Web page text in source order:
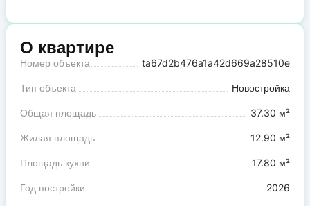
О квартире
Номер объекта ta67d2b476a1a42d669a28510e
Тип объекта Новостройка
Общая площадь 37.30 м²
Жилая площадь 12.90 м²
Площадь кухни 17.80 м²
Год постройки 2026